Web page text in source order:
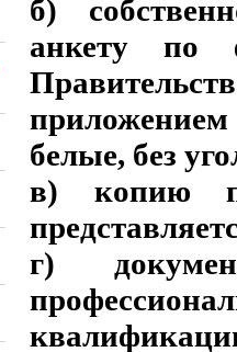
б)
анкету по
приложением
белые, без
в) копию
г)